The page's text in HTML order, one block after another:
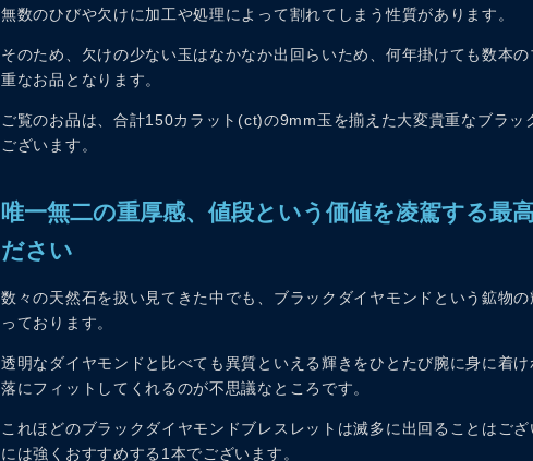
無数のひびや欠けに加工や処理によって割れてしまう性質があります。
そのため、欠けの少ない玉はなかなか出回らいため、何年掛けても数本
重なお品となります。
ご覧のお品は、合計150カラット(ct)の9mm玉を揃えた大変貴重なブラッ
ございます。
唯一無二の重厚感、値段という価値を凌駕する最
ださい
数々の天然石を扱い見てきた中でも、ブラックダイヤモンドという鉱物
っております。
透明なダイヤモンドと比べても異質といえる輝きをひとたび腕に身に着
落にフィットしてくれるのが不思議なところです。
これほどのブラックダイヤモンドブレスレットは滅多に出回ることはご
には強くおすすめする1本でございます。